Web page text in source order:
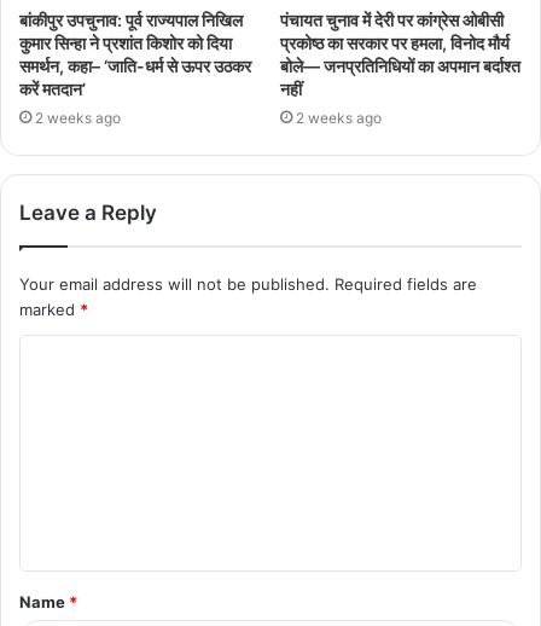
बांकीपुर उपचुनाव: पूर्व राज्यपाल निखिल
कुमार सिन्हा ने प्रशांत किशोर को दिया
समर्थन, कहा– ‘जाति-धर्म से ऊपर उठकर
करें मतदान’
2 weeks ago
पंचायत चुनाव में देरी पर कांग्रेस ओबीसी
प्रकोष्ठ का सरकार पर हमला, विनोद मौर्य
बोले— जनप्रतिनिधियों का अपमान बर्दाश्त
नहीं
2 weeks ago
Leave a Reply
Your email address will not be published. Required fields are
marked *
Name *